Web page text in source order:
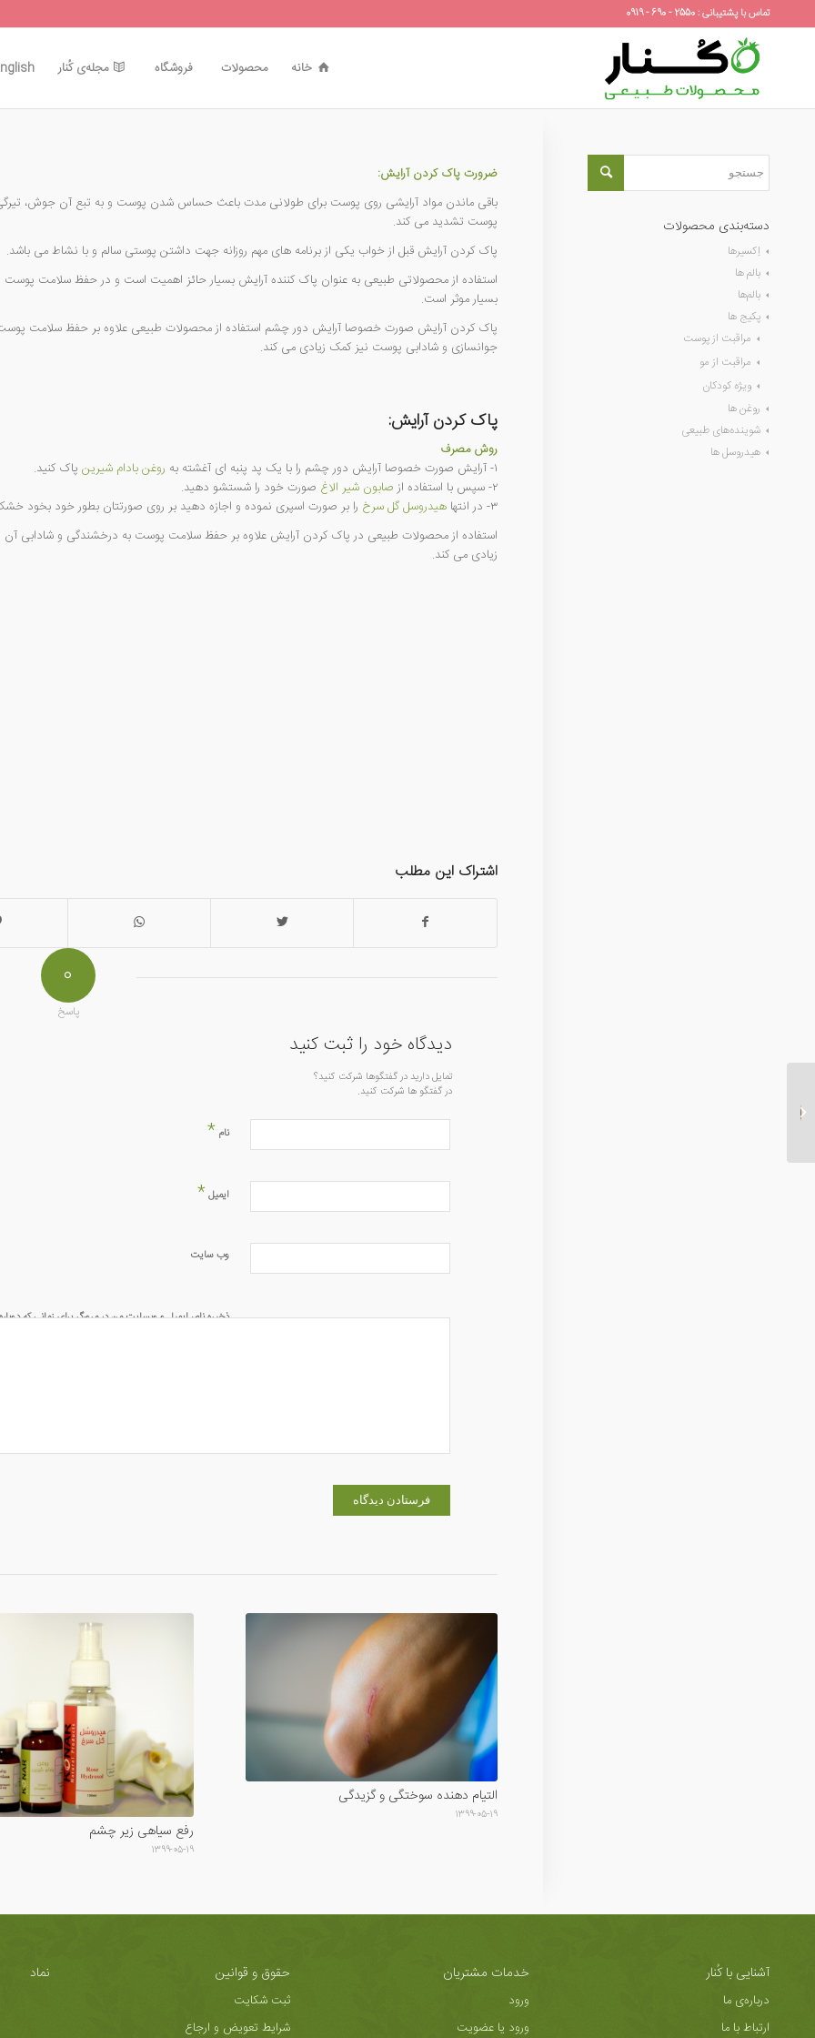
تماس با پشتیبانی : 2550 - 690 - 0919
خانه محصولات فروشگاه مجله‌ی کُنار
ضرورت پاک کردن آرایش:
باقی ماندن مواد آرایشی روی پوست برای طولانی مدت باعث حساس شدن پوست و به تبع آن جوش،
پوست تشدید می کند.
پاک کردن آرایش قبل از خواب یکی از برنامه های مهم روزانه جهت داشتن پوستی سالم و با نشاط می باشد.
استفاده از محصولاتی طبیعی به عنوان پاک کننده آرایش بسیار حائز اهمیت است و در حفظ سلامت پوست
بسیار موثر است.
پاک کردن آرایش صورت خصوصا آرایش دور چشم استفاده از محصولات طبیعی علاوه بر حفظ سلامت
جوانسازی و شادابی پوست نیز کمک زیادی می کند.
پاک کردن آرایش:
روش مصرف
١- آرایش صورت خصوصا آرایش دور چشم را با یک پد پنبه ای آغشته به
روغن بادام شیرینپاک کنید.
٢- سپس با استفاده از
صابون شیر الاغ صورت خود را شستشو دهید.
٣- در انتها
هیدروسل گل سرخ را بر صورت اسپری نموده و اجازه دهید بر روی صورتتان بطور خود بخود
استفاده از محصولات طبیعی در پاک کردن آرایش علاوه بر حفظ سلامت پوست به درخشندگی و شادابی آن
زیادی می کند.
اشتراک این مطلب
۰
پاسخ
دیدگاه خود را ثبت کنید
تمایل دارید در گفتگوها شرکت کنید؟
در گفتگو ها شرکت کنید.
نام *
ایمیل*
وب‌ سایت
ذخیره نام، ایمیل و وبسایت من در مرورگر برای زمانی که
التیام دهنده سوختگی و گزیدگی
۱۳۹۹-۰۵-۱۹
رفع سیاهی زیر چشم
۱۳۹۹-۰۵-۱۹
دسته‌بندی محصولات
اِکسیرها
بالم ها
بالم‌ها
پکیج ها
مراقبت از پوست
مراقبت از مو
ویژه کودکان
روغن ها
شوینده‌های طبیعی
هیدروسل ها
آشنایی با کُنار
درباره‌ی ما
ارتباط با ما
خدمات مشتریان
ورود
ورود یا عضویت
حقوق و قوانین
ثبت شکایت
شرایط تعویض و ارجاع
نماد